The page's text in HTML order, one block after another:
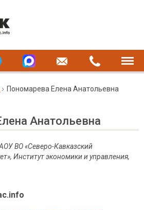
Пономарева Елена Анатольевна
Анатольевна
ВО «Северо-Кавказский
Институт экономики и управления,